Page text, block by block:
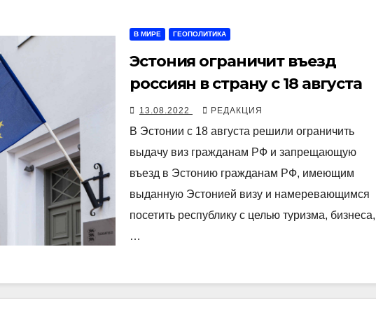
В МИРЕ ГЕОПОЛИТИКА
Эстония ограничит въезд
россиян в страну с 18 августа
13.08.2022 РЕДАКЦИЯ
В Эстонии с 18 августа решили ограничить
выдачу виз гражданам РФ и запрещающую
въезд в Эстонию гражданам РФ, имеющим
выданную Эстонией визу и намеревающимся
посетить республику с целью туризма, бизнеса,
…